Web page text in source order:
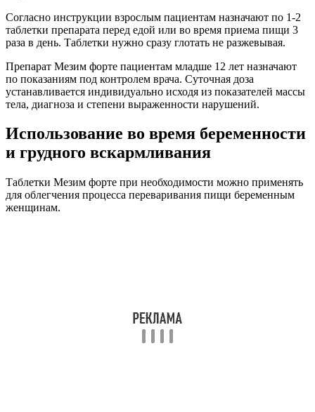
Согласно инструкции взрослым пациентам назначают по 1-2
таблетки препарата перед едой или во время приема пищи 3
раза в день. Таблетки нужно сразу глотать не разжевывая.
Препарат Мезим форте пациентам младше 12 лет назначают
по показаниям под контролем врача. Суточная доза
устанавливается индивидуально исходя из показателей массы
тела, диагноза и степени выраженности нарушений.
Использование во время беременности
и грудного вскармливания
Таблетки Мезим форте при необходимости можно применять
для облегчения процесса переваривания пищи беременным
женщинам.